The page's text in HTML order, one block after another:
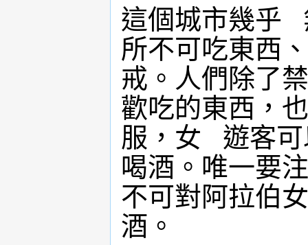
這個城市幾乎
所不可吃東西
戒。人們除了
歡吃的東西，
服，女 遊客
喝酒。唯一要
不可對阿拉伯
酒。